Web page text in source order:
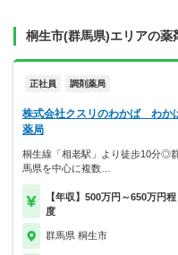
桐生市(群馬県)エリアの薬
正社員 調剤薬局
株式会社クスリのわかば わか
薬局
桐生線「相老駅」より徒歩10分◎
馬県を中心に複数…
【年収】500万円～650万円程
度
群馬県 桐生市